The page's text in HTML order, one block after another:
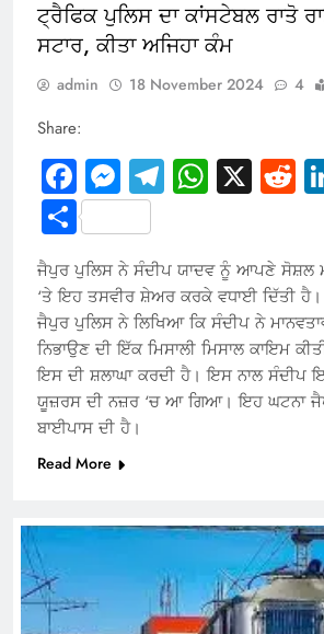
ਟ੍ਰੈਫਿਕ ਪੁਲਿਸ ਦਾ ਕਾਂਸਟੇਬਲ ਰਾਤੋ
ਸਟਾਰ, ਕੀਤਾ ਅਜਿਹਾ ਕੰਮ
admin 18 November 2024 4
Share:
Facebook
Messenger
Telegram
X
Share
ਜੈਪੁਰ ਪੁਲਿਸ ਨੇ ਸੰਦੀਪ ਯਾਦਵ ਨੂੰ ਆਪਣੇ ਸੋਸ਼ਲ
‘ਤੇ ਇਹ ਤਸਵੀਰ ਸ਼ੇਅਰ ਕਰਕੇ ਵਧਾਈ ਦਿੱਤੀ
ਜੈਪੁਰ ਪੁਲਿਸ ਨੇ ਲਿਖਿਆ ਕਿ ਸੰਦੀਪ ਨੇ
ਨਿਭਾਉਣ ਦੀ ਇੱਕ ਮਿਸਾਲੀ ਮਿਸਾਲ ਕਾਇਮ
ਇਸ ਦੀ ਸ਼ਲਾਘਾ ਕਰਦੀ ਹੈ। ਇਸ ਨਾਲ ਸੰਦੀਪ
ਯੂਜ਼ਰਸ ਦੀ ਨਜ਼ਰ ‘ਚ ਆ ਗਿਆ। ਇਹ ਘਟਨਾ
ਬਾਈਪਾਸ ਦੀ ਹੈ।
Read More